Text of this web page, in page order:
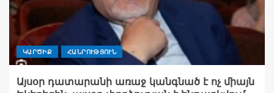
ԿԱՐԾԻՔ ՀԱՆՐՈՒԹՅՈՒՆ
Այսօր դատարանի առաջ կանգնած է ոչ միայն